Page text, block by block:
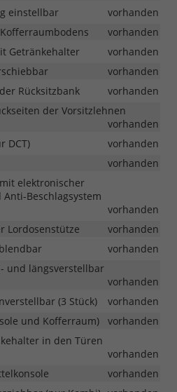
einstellbar
vorhanden
vorhanden
Getränkehalter
vorhanden
vorhanden
Rücksitzbank
vorhanden
der Vorsitzlehnen
vorhanden
DCT)
vorhanden
vorhanden
elektronischer
Beschlagsystem
vorhanden
Lordosenstütze
vorhanden
vorhanden
und längsverstellbar
vorhanden
(3 Stück)
vorhanden
und Kofferraum)
vorhanden
in den Türen
vorhanden
vorhanden